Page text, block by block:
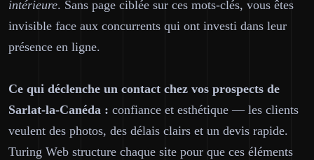
intérieure. Sans page ciblée sur ces mots-clés, vous êtes
invisible face aux concurrents qui ont investi dans leur
présence en ligne.
Ce qui déclenche un contact chez vos prospects de
Sarlat-la-Canéda : confiance et esthétique — les clients
veulent des photos, des délais clairs et un devis rapide.
Turing Web structure chaque site pour que ces éléments